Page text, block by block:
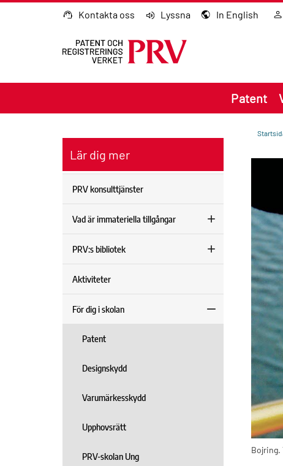
Gå till innehållet Kontakta oss Lyssna In English
Patent
Lär dig mer
PRV konsulttjänster
Vad är immateriella tillgångar
PRV:s bibliotek
Aktiviteter
För dig i skolan
Patent
Designskydd
Varumärkesskydd
Upphovsrätt
PRV-skolan Ung
Bojring.